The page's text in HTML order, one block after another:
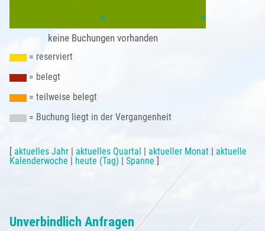
Borkum Wetter
Alte Inselansichten
Datenschutzerklärung
«
»
keine Buchungen vorhanden
= reserviert
= belegt
= teilweise belegt
= Buchung liegt in der Vergangenheit
aktuelles Jahr aktuelles Quartal aktueller Monat
aktuelle
Kalenderwoche
heute (Tag) |Spanne ]
Unverbindlich Anfragen